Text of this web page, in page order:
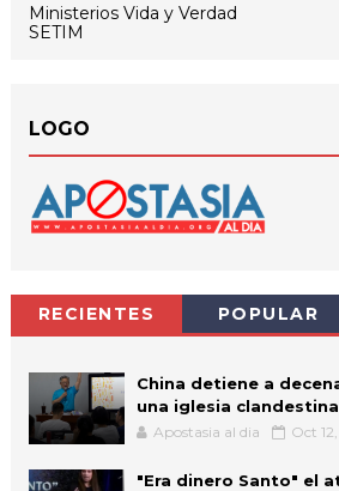
Ministerios Vida y Verdad
SETIM
LOGO
RECIENTES POPULAR
China detiene a
una iglesia clandestina
Apostasia al dia Oct
"Era dinero Santo" el